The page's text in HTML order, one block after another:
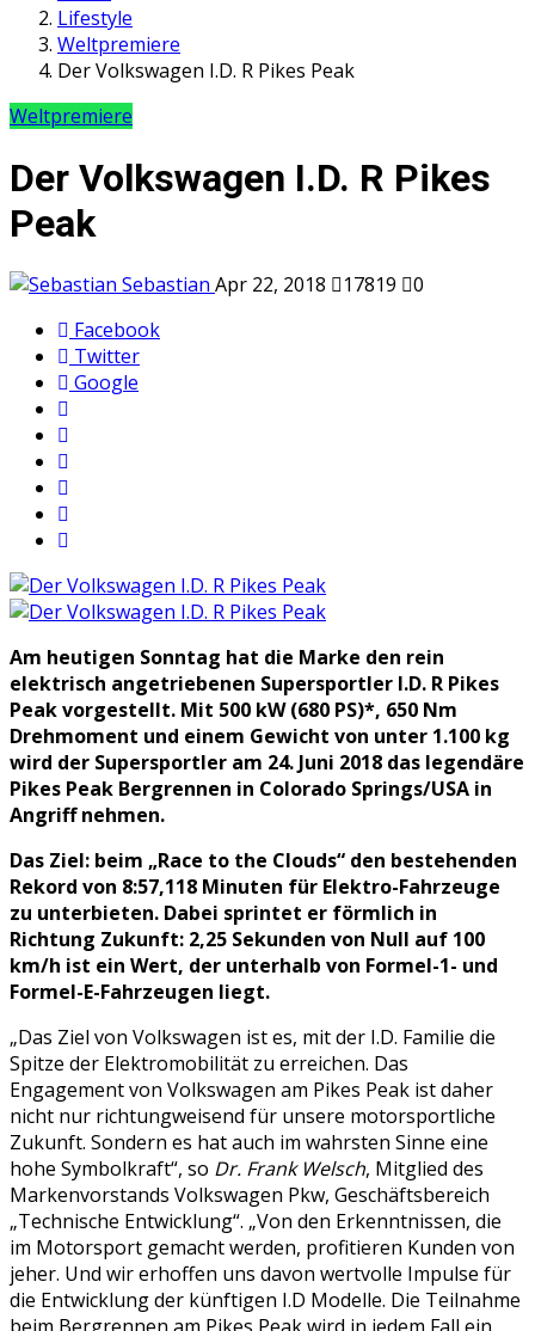
Lifestyle
Weltpremiere
Der Volkswagen I.D. R Pikes Peak
Weltpremiere
Der Volkswagen I.D. R Pikes
Peak
Sebastian Apr 22, 2018 17819
0
Facebook
Twitter
Google
Am heutigen Sonntag hat die Marke den rein
elektrisch angetriebenen Supersportler I.D. R Pikes
Peak vorgestellt. Mit 500 kW (680 PS)*, 650 Nm
Drehmoment und einem Gewicht von unter 1.100 kg
wird der Supersportler am 24. Juni 2018 das legendäre
Pikes Peak Bergrennen in Colorado Springs/USA in
Angriff nehmen.
Das Ziel: beim „Race to the Clouds“ den bestehenden
Rekord von 8:57,118 Minuten für Elektro-Fahrzeuge
zu unterbieten. Dabei sprintet er förmlich in
Richtung Zukunft: 2,25 Sekunden von Null auf 100
km/h ist ein Wert, der unterhalb von Formel-1- und
Formel-E-Fahrzeugen liegt.
„Das Ziel von Volkswagen ist es, mit der I.D. Familie die
Spitze der Elektromobilität zu erreichen. Das
Engagement von Volkswagen am Pikes Peak ist daher
nicht nur richtungweisend für unsere motorsportliche
Zukunft. Sondern es hat auch im wahrsten Sinne eine
hohe Symbolkraft“, so Dr. Frank Welsch, Mitglied des
Markenvorstands Volkswagen Pkw, Geschäftsbereich
„Technische Entwicklung“. „Von den Erkenntnissen, die
im Motorsport gemacht werden, profitieren Kunden von
jeher. Und wir erhoffen uns davon wertvolle Impulse für
die Entwicklung der künftigen I.D Modelle. Die Teilnahme